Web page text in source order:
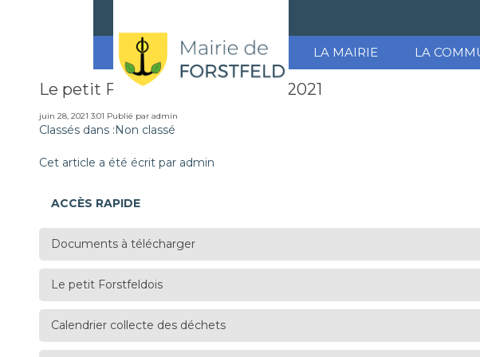
LA MAIRIE LA
Le petit Forstfeldois N° 5 juillet 2021
juin 28, 2021 3:01 Publié par admin
Classés dans :Non classé
Cet article a été écrit par admin
ACCÈS RAPIDE
Documents à télécharger
Le petit Forstfeldois
Calendrier collecte des déchets